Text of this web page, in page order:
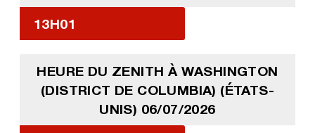
13H01
HEURE DU ZENITH À WASHINGTON
(DISTRICT DE COLUMBIA) (ÉTATS-
UNIS) 06/07/2026